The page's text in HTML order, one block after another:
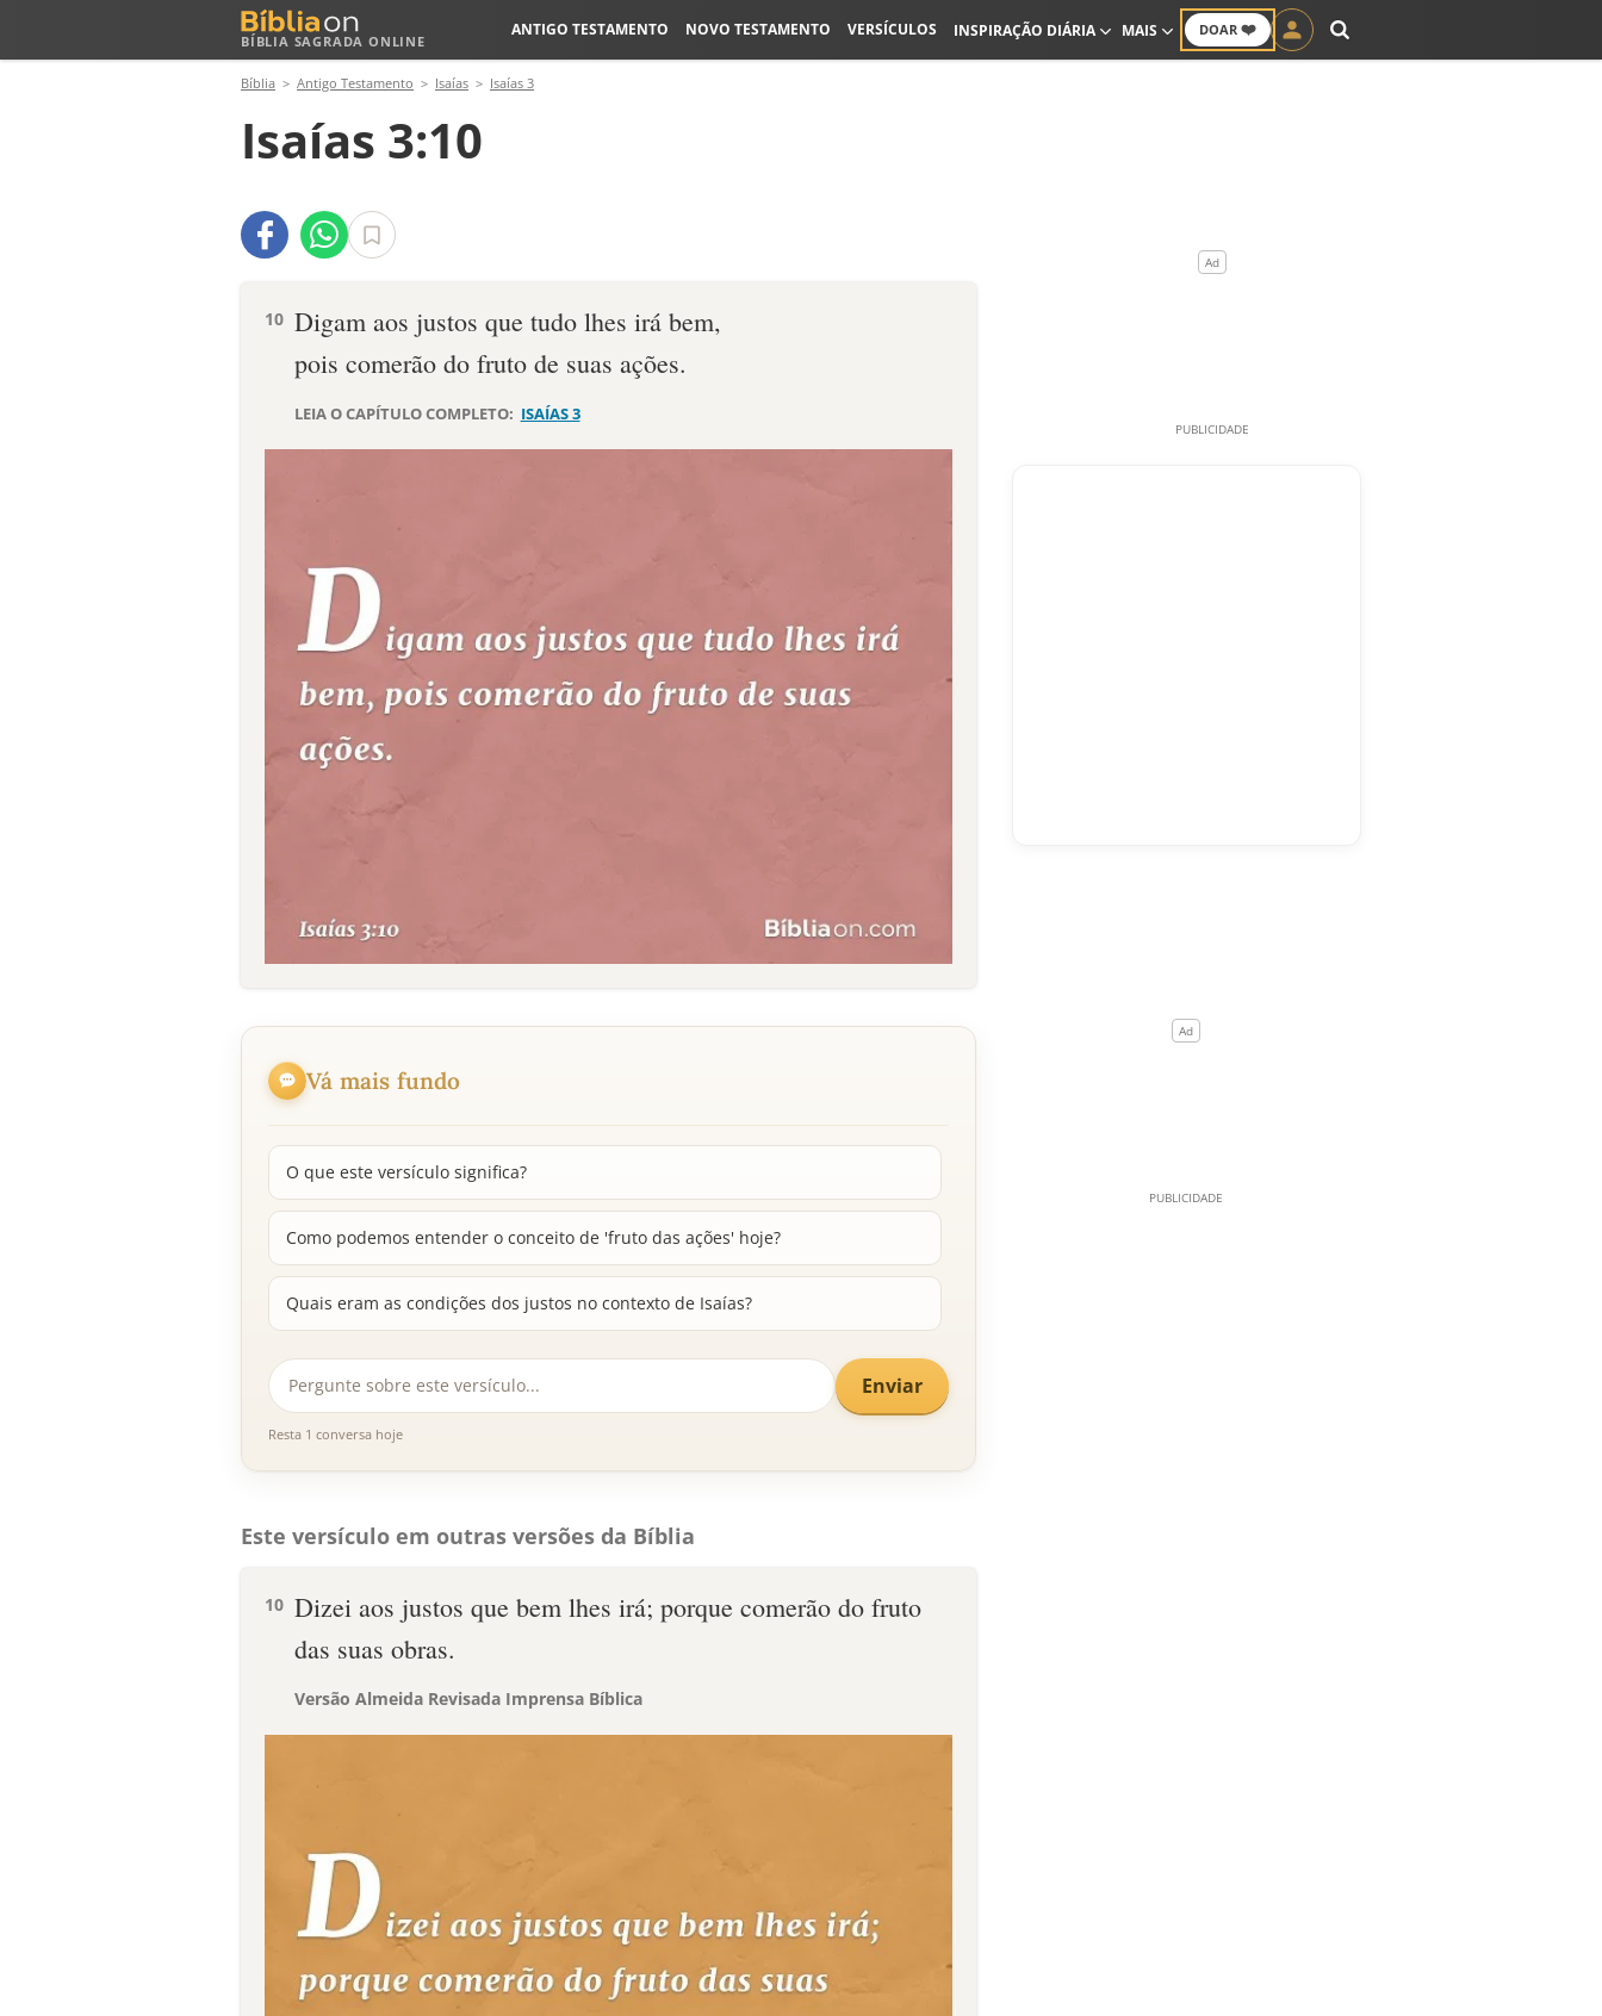
BÍBLIA SAGRADA ONLINE
DOAR ❤️
ANTIGO TESTAMENTO NOVO TESTAMENTO VERSÍCULOS INSPIRAÇÃO DIÁRIA MAIS
Bíblia Antigo Testamento Isaías Isaías 3
Isaías 3:10
10 Digam aos justos que tudo lhes irá bem,
pois comerão do fruto de suas ações.
LEIA O CAPÍTULO COMPLETO: ISAÍAS 3
Vá mais fundo
O que este versículo significa?
Como podemos entender o conceito de 'fruto das ações' hoje?
Quais eram as condições dos justos no contexto de Isaías?
Enviar
Resta 1 conversa hoje
Este versículo em outras versões da Bíblia
10 Dizei aos justos que bem lhes irá; porque comerão do fruto
das suas obras.
Versão Almeida Revisada Imprensa Bíblica